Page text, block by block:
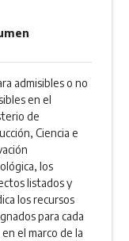
admisibles o no
en el
de
Ciencia e
los
listados y
los recursos
para cada
en el marco de la